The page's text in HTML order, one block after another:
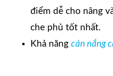
điểm dễ cho nâng
che phủ tốt nhất.
Khả năng cản nắng